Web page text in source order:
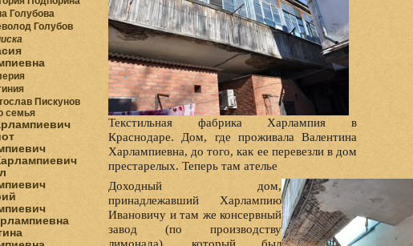
Текстильная фабрика Харлампия в
Краснодаре. Дом, где проживала Валентина
Харлампиевна, до того, как ее перевезли в дом
престарелых. Теперь там ателье
Доходный дом,
принадлежавший Харлампию
Ивановичу и там же консервный
завод (по производству
лимонада), который был
Голубова
Голубов
Пискунов
семья